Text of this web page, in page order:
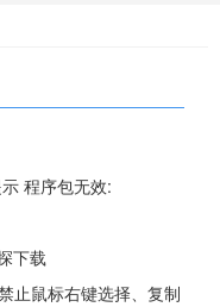
程序包无效:
下载
止鼠标右键选择、复制